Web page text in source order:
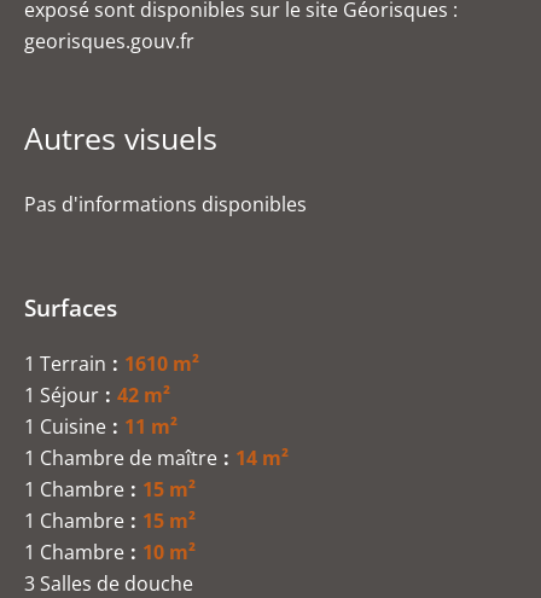
exposé sont disponibles sur le site Géorisques :
georisques.gouv.fr
Autres visuels
Pas d'informations disponibles
Surfaces
1 Terrain
1610 m²
1 Séjour
42 m²
1 Cuisine
11 m²
1 Chambre de maître
14 m²
1 Chambre
15 m²
1 Chambre
15 m²
1 Chambre
10 m²
3 Salles de douche